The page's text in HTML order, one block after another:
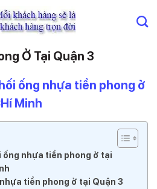
Ở Tại Quận 3
ống nhựa tiền phong ở
Minh
ống nhựa tiền phong ở tại
tiền phong ở tại Quận 3